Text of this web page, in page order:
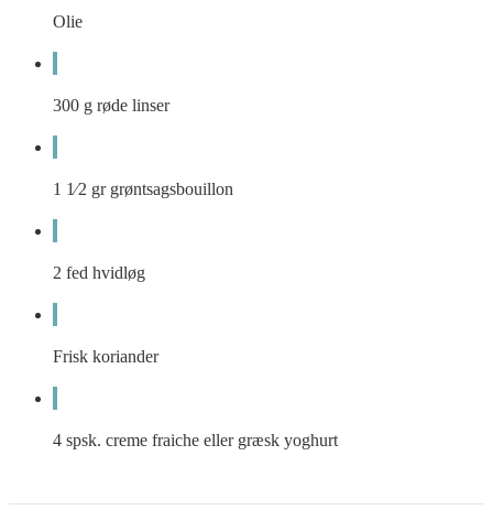
Olie
300 g røde linser
1 1⁄2 gr grøntsagsbouillon
2 fed hvidløg
Frisk koriander
4 spsk. creme fraiche eller græsk yoghurt